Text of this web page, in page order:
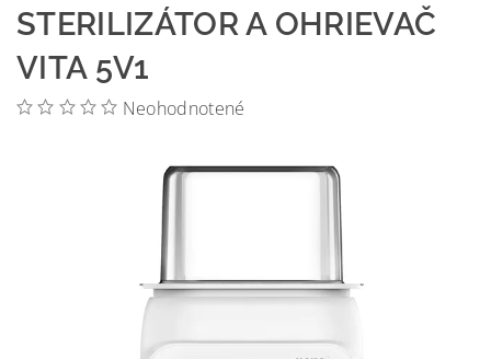
STERILIZÁTOR A OHRIEVAČ
VITA 5V1
Neohodnotené